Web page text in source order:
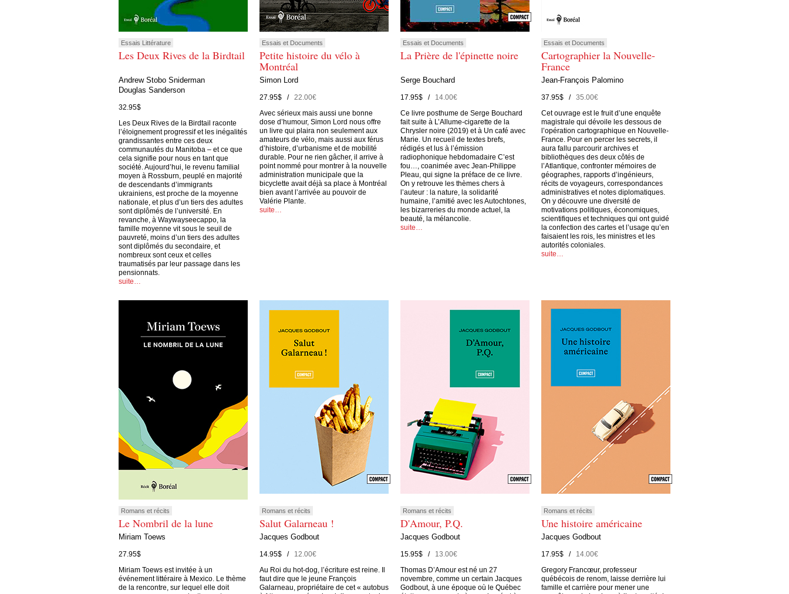
Essais Littérature
Les Deux Rives de la Birdtail
Andrew Stobo Sniderman
Douglas Sanderson
32.95$
Les Deux Rives de la Birdtail raconte
l’éloignement progressif et les inégalités
grandissantes entre ces deux
communautés du Manitoba – et ce que
cela signifie pour nous en tant que
société. Aujourd’hui, le revenu familial
moyen à Rossburn, peuplé en majorité
de descendants d’immigrants
ukrainiens, est proche de la moyenne
nationale, et plus d’un tiers des adultes
sont diplômés de l’université. En
revanche, à Waywayseecappo, la
famille moyenne vit sous le seuil de
pauvreté, moins d’un tiers des adultes
sont diplômés du secondaire, et
nombreux sont ceux et celles
traumatisés par leur passage dans les
pensionnats.
suite…
Essais et Documents
Petite histoire du vélo à
Montréal
Simon Lord
27.95$ /22.00€
Avec sérieux mais aussi une bonne
dose d’humour, Simon Lord nous offre
un livre qui plaira non seulement aux
amateurs de vélo, mais aussi aux férus
d’histoire, d’urbanisme et de mobilité
durable. Pour ne rien gâcher, il arrive à
point nommé pour montrer à la nouvelle
administration municipale que la
bicyclette avait déjà sa place à Montréal
bien avant l’arrivée au pouvoir de
Valérie Plante.
suite…
Essais et Documents
La Prière de l'épinette noire
Serge Bouchard
17.95$ /14.00€
Ce livre posthume de Serge Bouchard
fait suite à L’Allume-cigarette de la
Chrysler noire (2019) et à Un café avec
Marie. Un recueil de textes brefs,
rédigés et lus à l’émission
radiophonique hebdomadaire C’est
fou…, coanimée avec Jean-Philippe
Pleau, qui signe la préface de ce livre.
On y retrouve les thèmes chers à
l’auteur : la nature, la solidarité
humaine, l’amitié avec les Autochtones,
les bizarreries du monde actuel, la
beauté, la mélancolie.
suite…
Essais et Documents
Cartographier la Nouvelle-
France
Jean-François Palomino
37.95$ /35.00€
Cet ouvrage est le fruit d’une enquête
magistrale qui dévoile les dessous de
l’opération cartographique en Nouvelle-
France. Pour en percer les secrets, il
aura fallu parcourir archives et
bibliothèques des deux côtés de
l’Atlantique, confronter mémoires de
géographes, rapports d’ingénieurs,
récits de voyageurs, correspondances
administratives et notes diplomatiques.
On y découvre une diversité de
motivations politiques, économiques,
scientifiques et techniques qui ont guidé
la confection des cartes et l’usage qu’en
faisaient les rois, les ministres et les
autorités coloniales.
suite…
Romans et récits
Le Nombril de la lune
Miriam Toews
27.95$
Miriam Toews est invitée à un
événement littéraire à Mexico. Le thème
de la rencontre, sur lequel elle doit
Romans et récits
Salut Galarneau !
Jacques Godbout
14.95$ /12.00€
Au Roi du hot-dog, l’écriture est reine. Il
faut dire que le jeune François
Galarneau, propriétaire de cet « autobus
Romans et récits
D'Amour, P.Q.
Jacques Godbout
15.95$ /13.00€
Thomas D’Amour est né un 27
novembre, comme un certain Jacques
Godbout, à une époque où le Québec
Romans et récits
Une histoire américaine
Jacques Godbout
17.95$ /14.00€
Gregory Francœur, professeur
québécois de renom, laisse derrière lui
famille et carrière pour mener une